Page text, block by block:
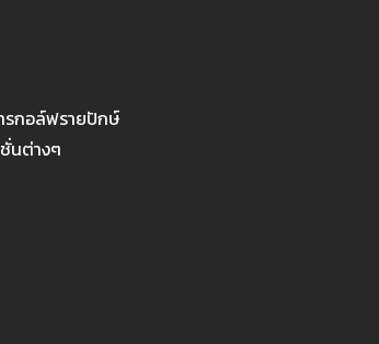
รกอล์ฟรายปักษ์
นต่างๆ